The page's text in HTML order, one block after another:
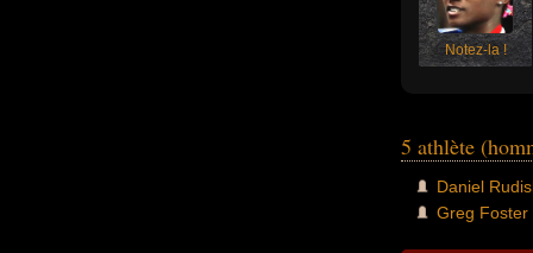
Notez-la !
5 athlète
Daniel
Greg Foster